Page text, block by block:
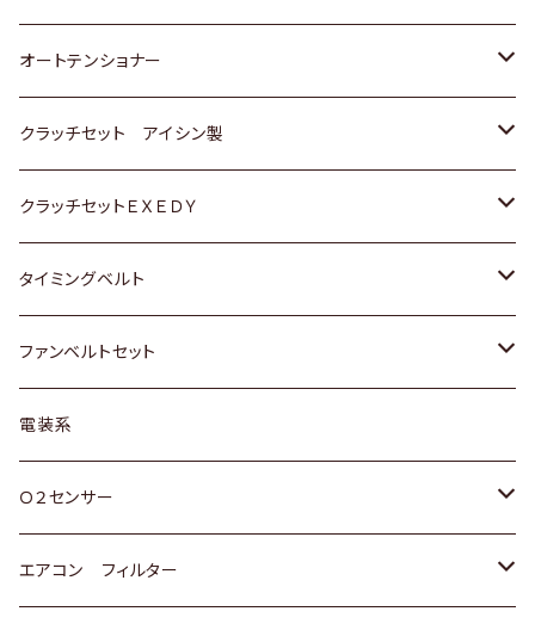
スバル
三菱
スバル
三菱
スバル
いすゞ
ダイハツ
マツダ
三菱
スバル
日野
GOLF
ＷＡＧＥＮ
アストロ（シボレー）
クライスラー
ＷＡＧＥＮ
ＶＯＬＶＯ
ホンダ
スズキ
日産
ダイハツ
マツダ
三菱
スバル
スズキ
ダイハツ
日産
ホンダ
マツダ
オートテンショナー
トヨタ
クラッチセット アイシン製
ホンダ
スズキ
ダイハツ
マツダ
三菱
スバル
クラッチセットＥＸＥＤＹ
ホンダ
スズキ
日産
ダイハツ
マツダ
タイミングベルト
トヨタ
スズキ
ダイハツ
三菱
ファンベルトセット
トヨタ
ホンダ
スズキ
電装系
Ｏ２センサー
トヨタ
エアコン フィルター